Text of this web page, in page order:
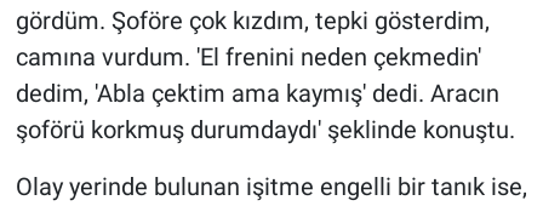
gördüm. Şoföre çok kızdım, tepki gösterdim,
camına vurdum. 'El frenini neden çekmedin'
dedim, 'Abla çektim ama kaymış' dedi. Aracın
şoförü korkmuş durumdaydı' şeklinde konuştu.
Olay yerinde bulunan işitme engelli bir tanık ise,